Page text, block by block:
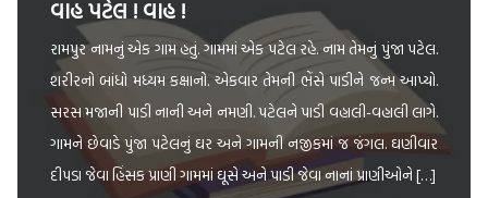
વાહ પટેલ ! વાહ !
રામપુર નામનું એક ગામ હતું. ગામમાં એક પટેલ રહે. નામ તેમનું પુંજા પટેલ.
શરીરનો બાંધો મધ્યમ કક્ષાનો. એકવાર તેમની ભેંસે પાડીને જન્મ આપ્યો.
સરસ મજાની પાડી નાની અને નમણી. પટેલને પાડી વહાલી-વહાલી લાગે.
ગામને છેવાડે પુંજા પટેલનું ઘર અને ગામની નજીકમાં જ જંગલ. ઘણીવાર
દીપડા જેવા હિંસક પ્રાણી ગામમાં ઘૂસે અને પાડી જેવા નાનાં પ્રાણીઓને […]